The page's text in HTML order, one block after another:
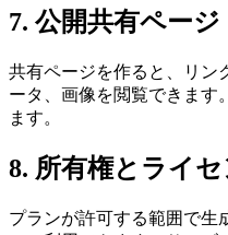
7. 公開共有ページ
共有ページを作ると、リン
ータ、画像を閲覧できます
ます。
8. 所有権とライセ
プランが許可する範囲で生